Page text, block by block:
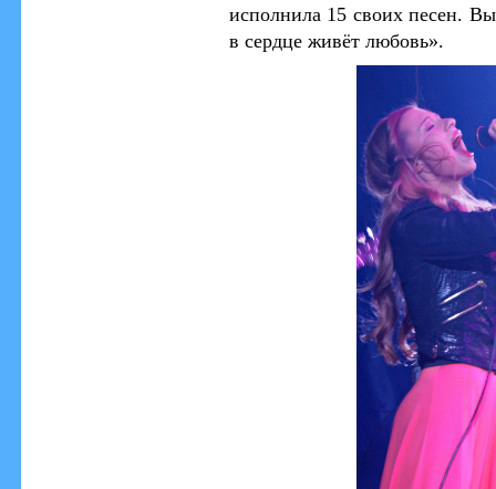
исполнила 15 своих песен.
в сердце живёт любовь».